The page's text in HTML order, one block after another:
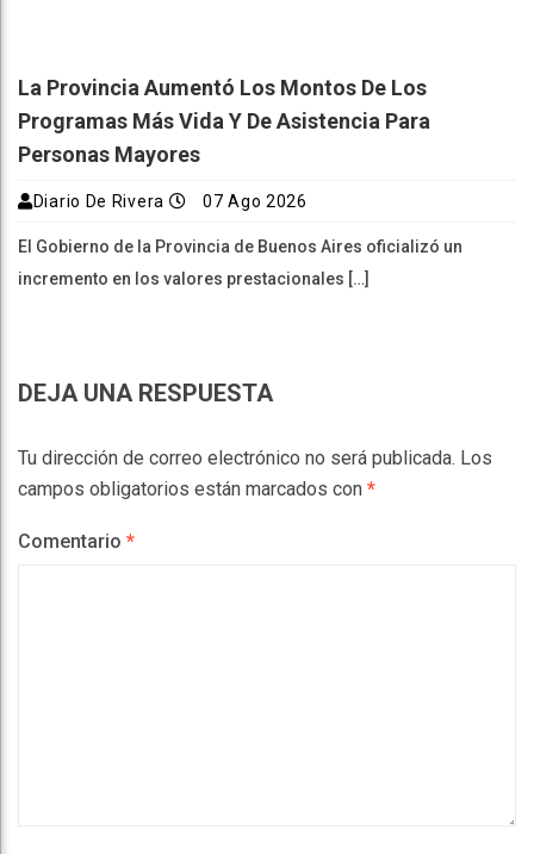
La Provincia Aumentó Los Montos De Los
Programas Más Vida Y De Asistencia Para
Personas Mayores
Diario De Rivera 07 Ago 2026
El Gobierno de la Provincia de Buenos Aires oficializó un
incremento en los valores prestacionales […]
DEJA UNA RESPUESTA
Tu dirección de correo electrónico no será publicada. Los
campos obligatorios están marcados con *
Comentario *